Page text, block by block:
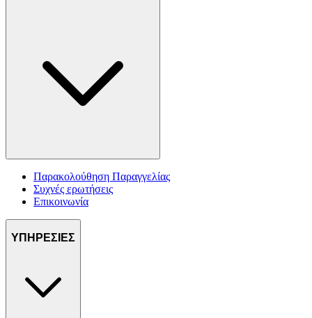
Παρακολούθηση Παραγγελίας
Συχνές ερωτήσεις
Επικοινωνία
ΥΠΗΡΕΣΙΕΣ